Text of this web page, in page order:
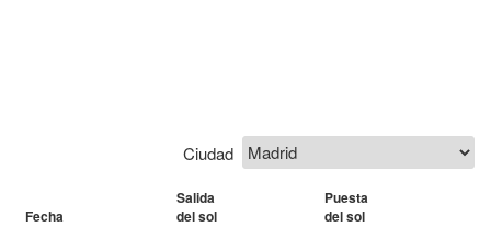
Ciudad
Fecha
Salida
del sol
Puesta
del sol